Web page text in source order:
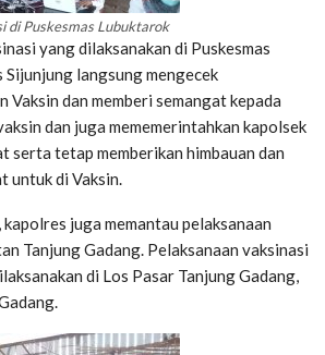
di Puskesmas Lubuktarok
yang dilaksanakan di Puskesmas
langsung mengecek
Vaksin dan memberi semangat kepada
dan juga mememerintahkan kapolsek
serta tetap memberikan himbauan dan
untuk di Vaksin.
juga memantau pelaksanaan
Tanjung Gadang. Pelaksanaan vaksinasi
di Los Pasar Tanjung Gadang,